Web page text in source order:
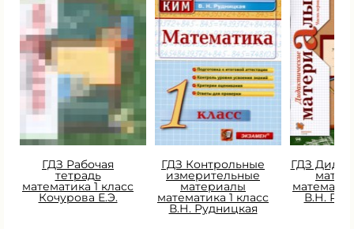
ГДЗ Рабочая
тетрадь
математика 1 класс
Кочурова Е.Э.
ГДЗ Контрольные
измерительные
материалы
математика 1 класс
В.Н. Рудницкая
ГДЗ
В.Н.